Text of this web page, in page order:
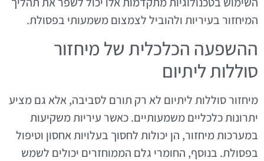
המיחזור בעיריות ולהוביל לצמצום משמעותי בפסולת.
ההשפעה הכלכלית של מיחזור
סוללות ליתיום
מיחזור סוללות ליתיום לא רק תורם לסביבה, אלא גם מציע
יתרונות כלכליים משמעותיים. כאשר עיריות משקיעות
במערכות מיחזור, הן יכולות לחסוך בעלויות אחסון וטיפול
בפסולת. בנוסף, החומרי גלם הממוחזרים יכולים לשמש